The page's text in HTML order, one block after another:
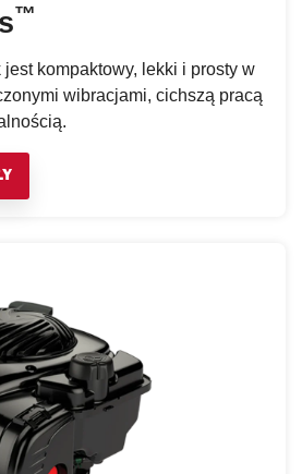
™
jest kompaktowy, lekki i prosty w
wibracjami, cichszą pracą